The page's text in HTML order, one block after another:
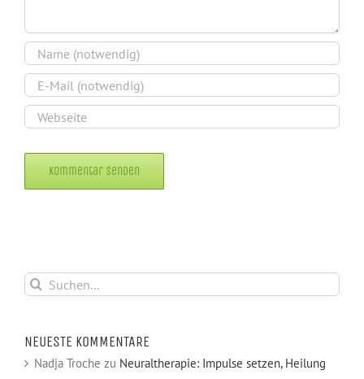
Suche
NEUESTE KOMMENTARE
Nadja Troche zu Neuraltherapie: Impulse setzen, Heilung